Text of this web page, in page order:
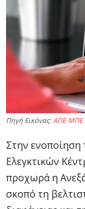
Πηγή Εικόνας:ΑΠΕ-ΜΠΕ
Στην ενοποίηση
Ελεγκτικών
προχωρά η
σκοπό τη